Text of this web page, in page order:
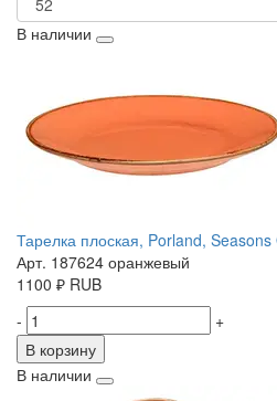
В наличии
Тарелка плоская, Porland,
Арт. 187624 оранжевый
1100 ₽ RUB
-
+
В корзину
В наличии